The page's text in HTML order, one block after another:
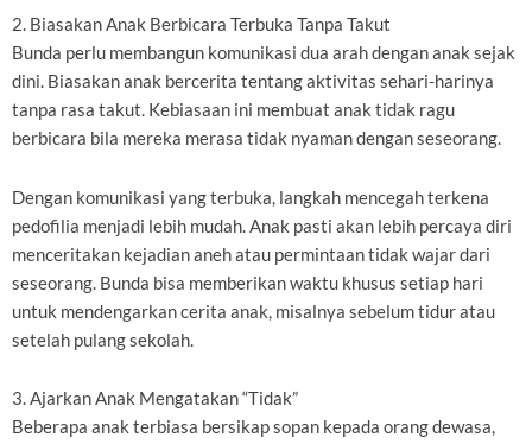
2. Biasakan Anak Berbicara Terbuka Tanpa Takut
Bunda perlu membangun komunikasi dua arah dengan anak sejak
dini. Biasakan anak bercerita tentang aktivitas sehari-harinya
tanpa rasa takut. Kebiasaan ini membuat anak tidak ragu
berbicara bila mereka merasa tidak nyaman dengan seseorang.
Dengan komunikasi yang terbuka, langkah mencegah terkena
pedofilia menjadi lebih mudah. Anak pasti akan lebih percaya diri
menceritakan kejadian aneh atau permintaan tidak wajar dari
seseorang. Bunda bisa memberikan waktu khusus setiap hari
untuk mendengarkan cerita anak, misalnya sebelum tidur atau
setelah pulang sekolah.
3. Ajarkan Anak Mengatakan “Tidak”
Beberapa anak terbiasa bersikap sopan kepada orang dewasa,